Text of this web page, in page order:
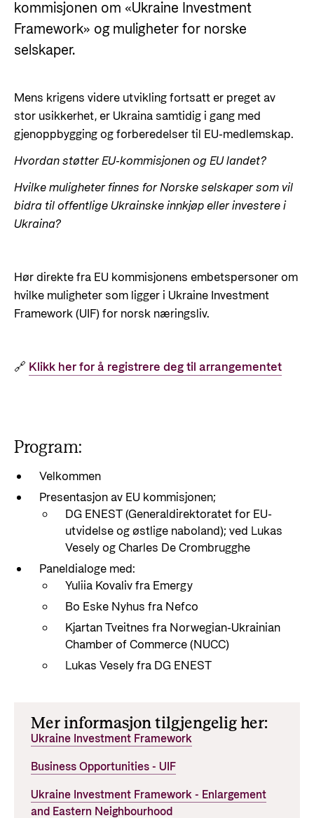
Styresett og økonomisk utvikling
For næringslivet
Statsgarantiordningen for investeringer i
fornybar energi
Norad - Partnerskap med privat sektor
Nyttige lenker
Viktige dokumenter og lenker
Partnerfordeling
Evalueringer (Norec)
Historie
Kontakt
Kontakt oss
Norads Varslingstjeneste
Presse og media
Logo
kommisjonen om «Ukraine Investment
Framework» og muligheter for norske
selskaper.
Mens krigens videre utvikling fortsatt er preget av
stor usikkerhet, er Ukraina samtidig i gang med
gjenoppbygging og forberedelser til EU-medlemskap.
Hvordan støtter EU-kommisjonen og EU landet?
Hvilke muligheter finnes for Norske selskaper som vil
bidra til offentlige Ukrainske innkjøp eller investere i
Ukraina?
Hør direkte fra EU kommisjonens embetspersoner om
hvilke muligheter som ligger i Ukraine Investment
Framework (UIF) for norsk næringsliv.
🔗 Klikk her for å registrere deg til arrangementet
Program:
Velkommen
Presentasjon av EU kommisjonen;
DG ENEST (Generaldirektoratet for EU-
utvidelse og østlige naboland); ved Lukas
Vesely og Charles De Crombrugghe
Paneldialoge med:
Yuliia Kovaliv fra Emergy
Bo Eske Nyhus fra Nefco
Kjartan Tveitnes fra Norwegian-Ukrainian
Chamber of Commerce (NUCC)
Lukas Vesely fra DG ENEST
Mer informasjon tilgjengelig her:
Ukraine Investment Framework
Business Opportunities - UIF
Ukraine Investment Framework - Enlargement
and Eastern Neighbourhood